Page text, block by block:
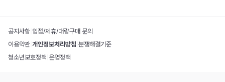
공지사항 입점/제휴/대량구매 문의
이용약관 개인정보처리방침 분쟁해결기준
청소년보호정책 운영정책